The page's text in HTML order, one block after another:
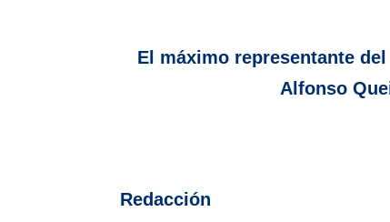
El máximo representante
Alfonso
Redacción